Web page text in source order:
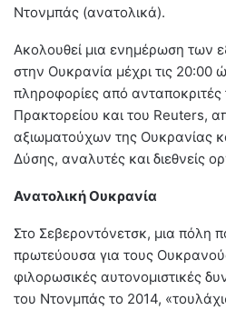
Ντονμπάς (ανατολικά).
Ακολουθεί μια ενημέρωση των
στην Ουκρανία μέχρι τις
πληροφορίες από ανταποκριτές
Πρακτορείου και του Reuters,
αξιωματούχων της Ουκρανίας
Δύσης, αναλυτές και διεθνείς
Ανατολική Ουκρανία
Στο Σεβεροντόνετσκ, μια πόλη
πρωτεύουσα για τους
φιλορωσικές αυτονομιστικές
του Ντονμπάς το 2014,